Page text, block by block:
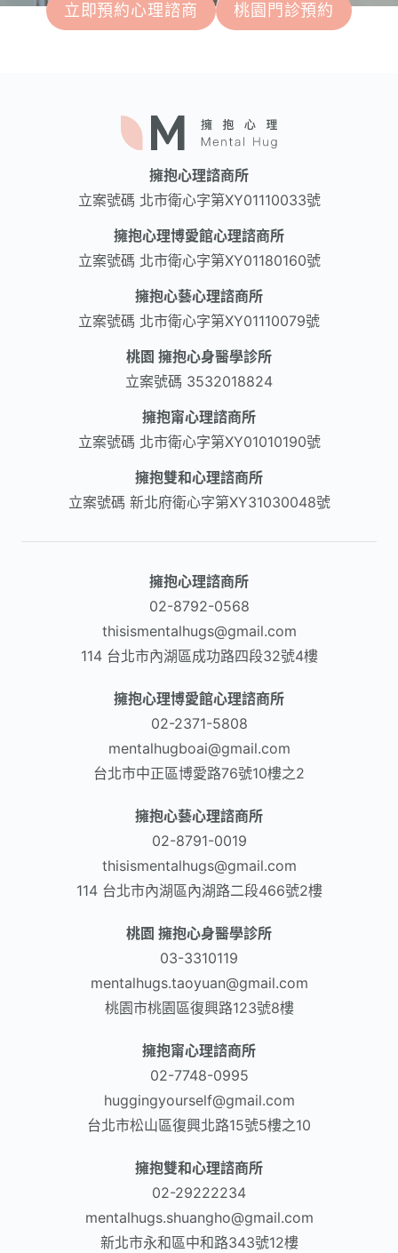
立即預約心理諮商 桃園門診預約
擁抱心理諮商所
立案號碼 北市衛心字第XY01110033號
擁抱心理博愛館心理諮商所
立案號碼 北市衛心字第XY01180160號
擁抱心藝心理諮商所
立案號碼 北市衛心字第XY01110079號
桃園 擁抱心身醫學診所
立案號碼 3532018824
擁抱甯心理諮商所
立案號碼 北市衛心字第XY01010190號
擁抱雙和心理諮商所
立案號碼 新北府衛心字第XY31030048號
擁抱心理諮商所
02-8792-0568​
thisismentalhugs@gmail.com
114 台北市內湖區成功路四段32號4樓
擁抱心理博愛館心理諮商所
02-2371-5808
mentalhugboai@gmail.com
台北市中正區博愛路76號10樓之2
擁抱心藝心理諮商所
02-8791-0019
thisismentalhugs@gmail.com
114 台北市內湖區內湖路二段466號2樓
桃園 擁抱心身醫學診所
03-3310119
mentalhugs.taoyuan@gmail.com
桃園市桃園區復興路123號8樓
擁抱甯心理諮商所
02-7748-0995
huggingyourself@gmail.com
台北市松山區復興北路15號5樓之10
擁抱雙和心理諮商所
02-29222234
mentalhugs.shuangho@gmail.com
新北市永和區中和路343號12樓